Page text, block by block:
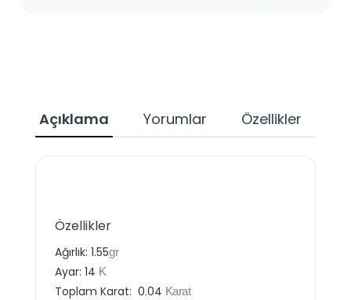
Açıklama Yorumlar Özellikler
Özellikler
Ağırlık: 1.55gr
Ayar: 14 K
Toplam Karat: 0.04 Karat